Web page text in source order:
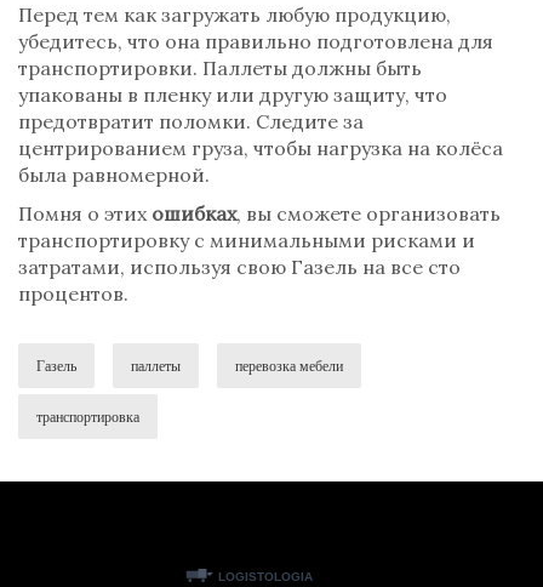
Перед тем как загружать любую продукцию,
убедитесь, что она правильно подготовлена для
транспортировки. Паллеты должны быть
упакованы в пленку или другую защиту, что
предотвратит поломки. Следите за
центрированием груза, чтобы нагрузка на колёса
была равномерной.
Помня о этих ошибках, вы сможете организовать
транспортировку с минимальными рисками и
затратами, используя свою Газель на все сто
процентов.
Газель паллеты перевозка мебели
транспортировка